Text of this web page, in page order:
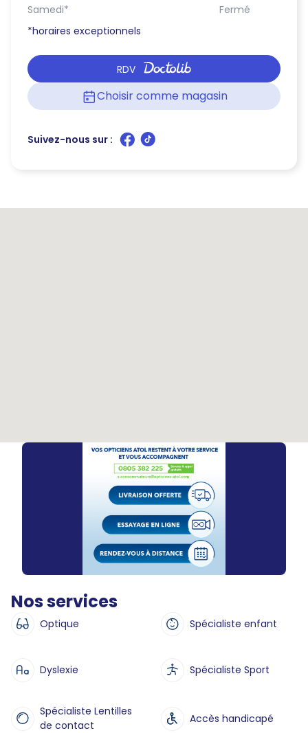
Samedi*
Fermé
*horaires exceptionnels
RDV
Choisir comme magasin
Suivez-nous sur :
Nos services
Optique Spécialiste enfant
Dyslexie Spécialiste Sport
Spécialiste Lentilles
de contact
Accès handicapé